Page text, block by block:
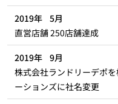
2019年 5月
直営店舗 250店舗達成
2019年 9月
株式会社ランドリーデポ
ーションズに社名変更